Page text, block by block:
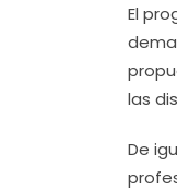
El
las
De